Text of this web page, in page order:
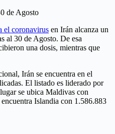
de Agosto
el coronavirus en Irán alcanza un
al 30 de Agosto. De esa
una dosis, mientras que
Irán se encuentra en el
El listado es liderado por
se ubica Maldivas con
Islandia con 1.586.883